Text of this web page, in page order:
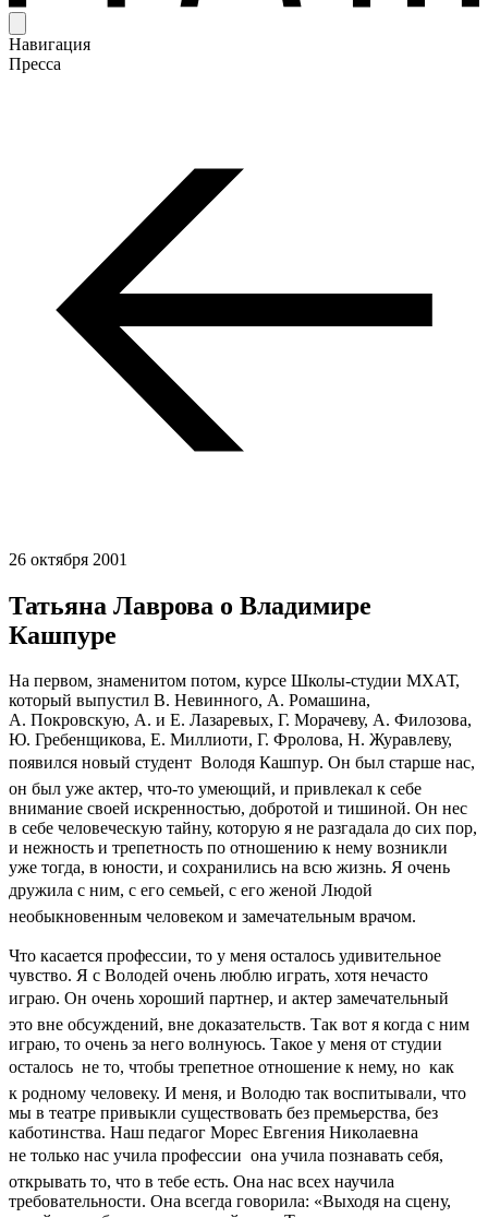
Навигация
Пресса
26 октября 2001
Татьяна Лаврова о Владимире
Кашпуре
На первом, знаменитом потом, курсе Школы-студии МХАТ,
который выпустил В. Невинного, А. Ромашина,
А. Покровскую, А. и Е. Лазаревых, Г. Морачеву, А. Филозова,
Ю. Гребенщикова, Е. Миллиоти, Г. Фролова, Н. Журавлеву,
появился новый студент  Володя Кашпур. Он был старше нас,
он был уже актер, что-то умеющий, и привлекал к себе
внимание своей искренностью, добротой и тишиной. Он нес
в себе человеческую тайну, которую я не разгадала до сих пор,
и нежность и трепетность по отношению к нему возникли
уже тогда, в юности, и сохранились на всю жизнь. Я очень
дружила с ним, с его семьей, с его женой Людой 
необыкновенным человеком и замечательным врачом.
Что касается профессии, то у меня осталось удивительное
чувство. Я с Володей очень люблю играть, хотя нечасто
играю. Он очень хороший партнер, и актер замечательный 
это вне обсуждений, вне доказательств. Так вот я когда с ним
играю, то очень за него волнуюсь. Такое у меня от студии
осталось  не то, чтобы трепетное отношение к нему, но  как
к родному человеку. И меня, и Володю так воспитывали, что
мы в театре привыкли существовать без премьерства, без
каботинства. Наш педагог Морес Евгения Николаевна
не только нас учила профессии  она учила познавать себя,
открывать то, что в тебе есть. Она нас всех научила
требовательности. Она всегда говорила: «Выходя на сцену,